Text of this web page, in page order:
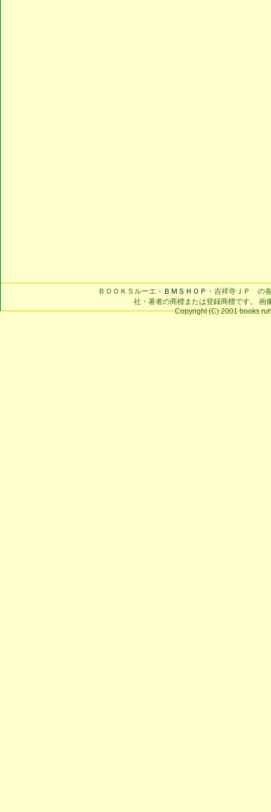
ＢＯＯＫＳルーエ・ ＢＭＳＨＯＰ ・吉祥寺ＪＰ の
社・著者の商標または登録商標です。 画
Copyright (C) 2001 books